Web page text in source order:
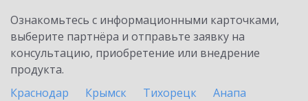
Ознакомьтесь с информационными карточками,
выберите партнёра и отправьте заявку на
консультацию, приобретение или внедрение
продукта.
Краснодар
Крымск Тихорецк
Анапа